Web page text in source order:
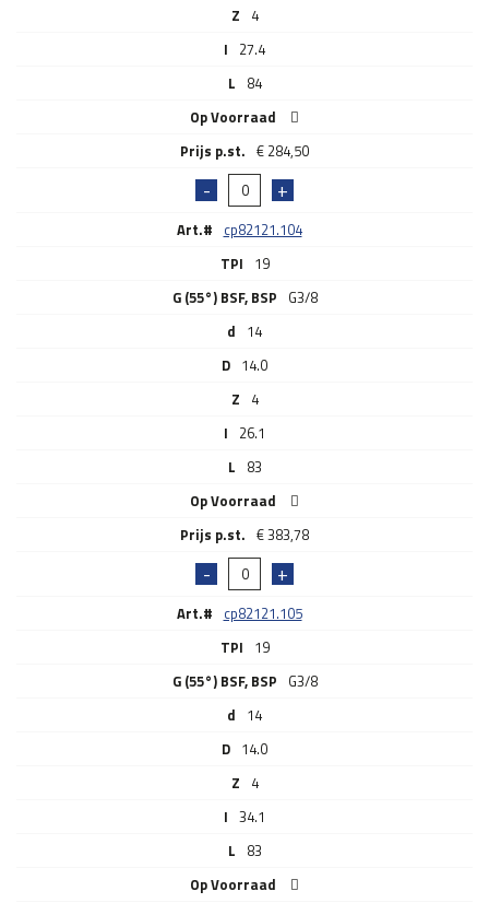
Z 4
I 27.4
L 84
Op Voorraad
€ 284,50
Art.# cp82121.104
TPI 19
G (55°) BSF, BSP G3/8
d 14
D 14.0
Z 4
I 26.1
L 83
Op Voorraad
€383,78
Art.# cp82121.105
TPI 19
G (55°) BSF, BSP G3/8
d 14
D 14.0
Z 4
I 34.1
L 83
Op Voorraad